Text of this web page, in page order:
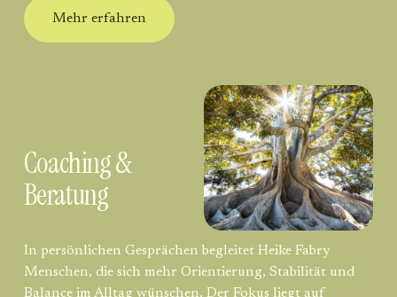
Mehr erfahren
Coaching &
Beratung
In persönlichen Gesprächen begleitet Heike Fabry
Menschen, die sich mehr Orientierung, Stabilität und
Balance im Alltag wünschen. Der Fokus liegt auf